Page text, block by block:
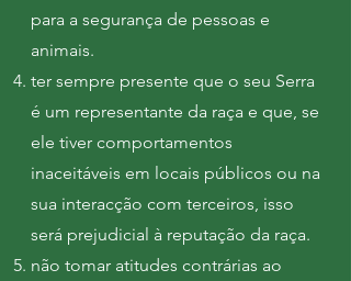
para a segurança de pessoas e
animais.
ter sempre presente que o seu Serra
é um representante da raça e que, se
ele tiver comportamentos
inaceitáveis em locais públicos ou na
sua interacção com terceiros, isso
será prejudicial à reputação da raça.
não tomar atitudes contrárias ao